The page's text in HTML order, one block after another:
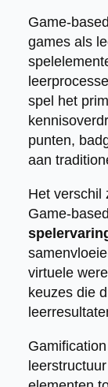
Game-
games als
spel het
punten,
aan
Het verschil
Game-
virtuele
keuzes die